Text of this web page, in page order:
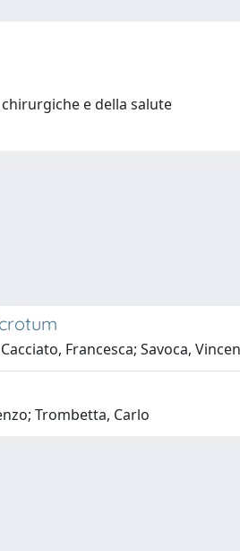
e della salute
Francesca; Savoca,
Trombetta, Carlo